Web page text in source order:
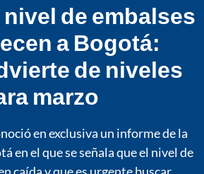
de embalses
a Bogotá:
de niveles
marzo
en exclusiva un informe de la
en el que se señala que el nivel de
caída y que es urgente buscar